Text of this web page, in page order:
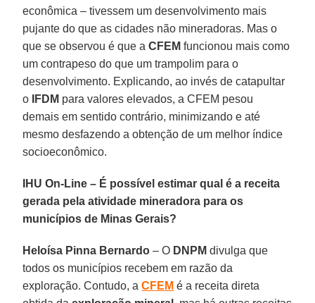
econômica – tivessem um desenvolvimento mais
pujante do que as cidades não mineradoras. Mas o
que se observou é que aCFEM funcionou mais como
um contrapeso do que um trampolim para o
desenvolvimento. Explicando, ao invés de catapultar
o
IFDM para valores elevados, a CFEM pesou
demais em sentido contrário, minimizando e até
mesmo desfazendo a obtenção de um melhor índice
socioeconômico.
IHU On-Line – É possível estimar qual é a receita
gerada pela atividade mineradora para os
municípios de Minas Gerais?
Heloísa Pinna Bernardo – O DNPM divulga que
todos os municípios recebem em razão da
exploração. Contudo, aCFEM é a receita direta